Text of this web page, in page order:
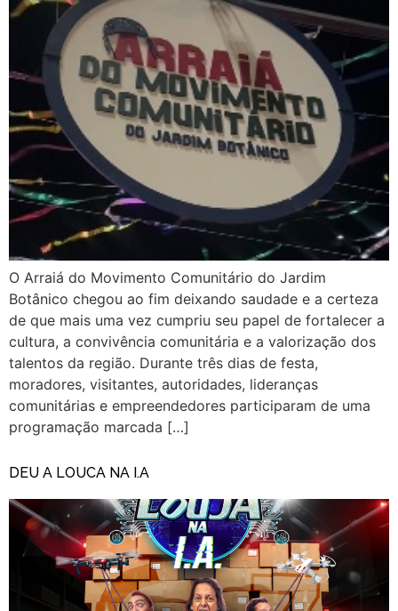
O Arraiá do Movimento Comunitário do Jardim
Botânico chegou ao fim deixando saudade e a certeza
de que mais uma vez cumpriu seu papel de fortalecer a
cultura, a convivência comunitária e a valorização dos
talentos da região. Durante três dias de festa,
moradores, visitantes, autoridades, lideranças
comunitárias e empreendedores participaram de uma
programação marcada […]
DEU A LOUCA NA I.A